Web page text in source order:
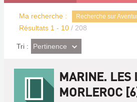
Ma recherche : Recherche sur
Résultats 1 - 10 / 208
Tri : (Effet
imédiat)
Pertinence
MARINE. LES
MORLEROC